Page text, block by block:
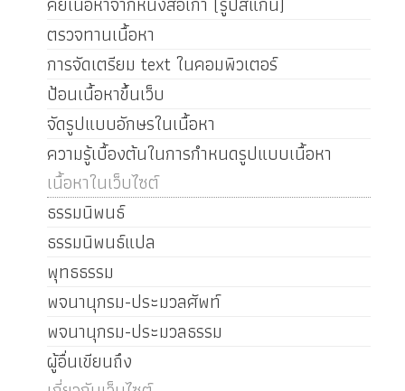
ตรวจทานเนื้อหา
การจัดเตรียม text ในคอมพิวเตอร์
ป้อนเนื้อหาขึ้นเว็บ
จัดรูปแบบอักษรในเนื้อหา
ความรู้เบื้องต้นในการกำหนดรูปแบบเนื้อหา
เนื้อหาในเว็บไซต์
ธรรมนิพนธ์
ธรรมนิพนธ์แปล
พุทธธรรม
พจนานุกรม-ประมวลศัพท์
พจนานุกรม-ประมวลธรรม
ผู้อื่นเขียนถึง